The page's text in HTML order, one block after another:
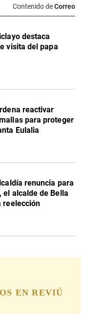
Contenido deCorreo
destaca
visita del papa
reactivar
para proteger
Eulalia
renuncia para
el alcalde de Bella
reelección